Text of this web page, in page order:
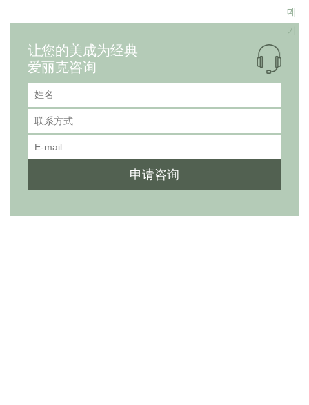
기
대
기
让您的美成为经典
爱丽克咨询
姓名
联系方式